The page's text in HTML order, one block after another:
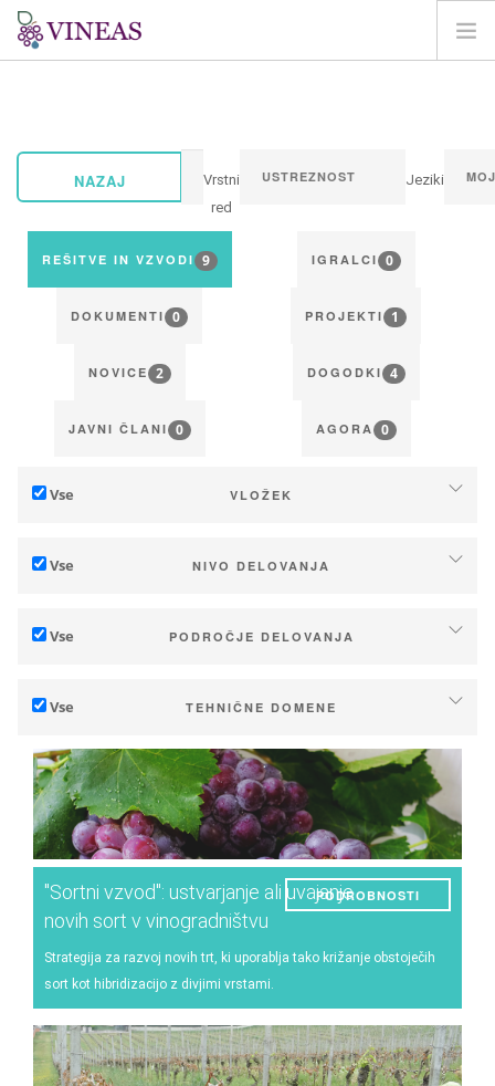
REŠITVE IN VZVODI
REGISTRACIJA
NAZAJ
Vrstni
red
Jeziki
REŠITVE IN VZVODI 9 IGRALCI 0
DOKUMENTI 0 PROJEKTI 1
NOVICE 2 DOGODKI 4
JAVNI ČLANI 0 AGORA 0
Vse VLOŽEK
Blažitev (emisij TGP)
Vse NIVO DELOVANJA
Industrija, zadruge
Javne strategije
Potrošniki
Vse PODROČJE DELOVANJA
Management - trženje
Strategija - prehodi
Raziskave - Inovacije
Sodelovanje - krepitev kapacitet
Načrtovanja in inštrumenti javne politike
Podnebne storitve
Vse TEHNIČNE DOMENE
Prst
Upravljanje voda
Fenologija
Kakovost grozdja/vina
Izkoristek
Energija
Eksperiment
Škodljivci in bolezni
Upravljanje vinogradov
"Sortni vzvod": ustvarjanje ali uvajanje
novih sort v vinogradništvu
Strategija za razvoj novih trt, ki uporablja tako križanje obstoječih
sort kot hibridizacijo z divjimi vrstami.
PODROBNOSTI